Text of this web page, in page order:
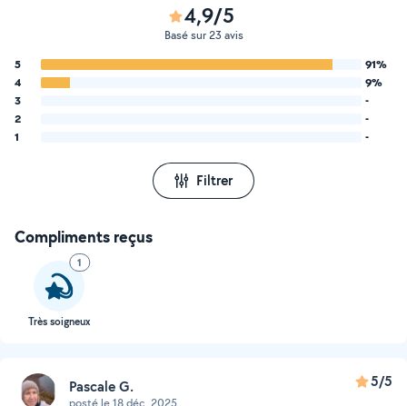
4,9/5
Basé sur 23 avis
5
91%
4
9%
3
-
2
-
1
-
Filtrer
Compliments reçus
1
Très soigneux
Pascale G.
posté le 18 déc. 2025
5/5